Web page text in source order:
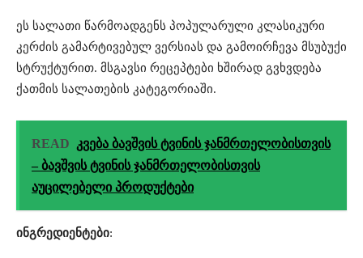
ეს სალათი წარმოადგენს პოპულარული კლასიკური
კერძის გამარტივებულ ვერსიას და გამოირჩევა მსუბუქი
სტრუქტურით. მსგავსი რეცეპტები ხშირად გვხვდება
ქათმის სალათების კატეგორიაში.
READ კვება ბავშვის ტვინის ჯანმრთელობისთვის
– ბავშვის ტვინის ჯანმრთელობისთვის
აუცილებელი პროდუქტები
ინგრედიენტები: